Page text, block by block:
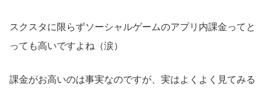
スクスタに限らずソーシャルゲームのアプリ内課金ってと
っても高いですよね（涙）
課金がお高いのは事実なのですが、実はよくよく見てみる